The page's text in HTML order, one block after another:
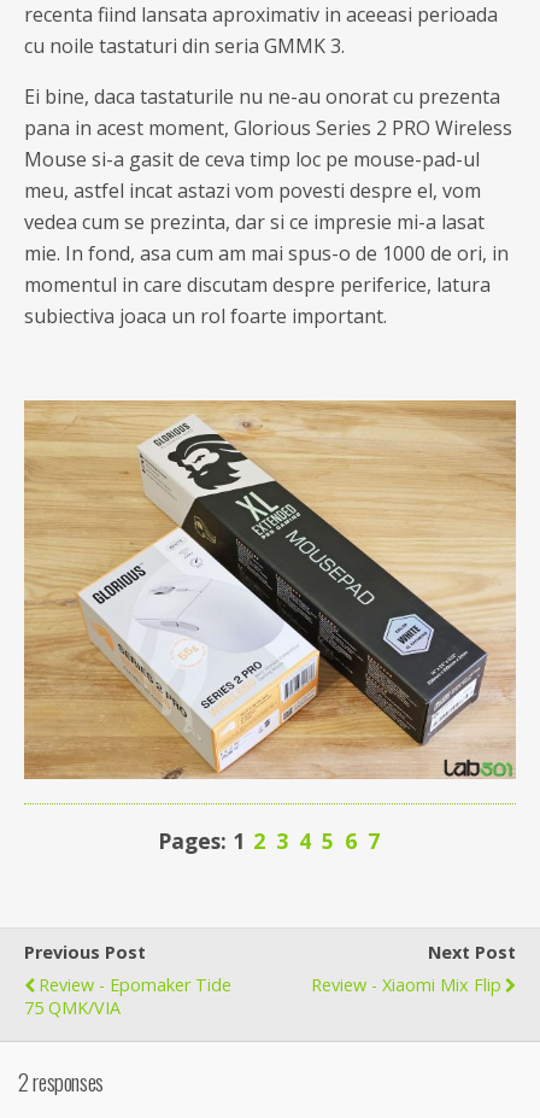
recenta fiind lansata aproximativ in aceeasi perioada
cu noile tastaturi din seria GMMK 3.
Ei bine, daca tastaturile nu ne-au onorat cu prezenta
pana in acest moment, Glorious Series 2 PRO Wireless
Mouse si-a gasit de ceva timp loc pe mouse-pad-ul
meu, astfel incat astazi vom povesti despre el, vom
vedea cum se prezinta, dar si ce impresie mi-a lasat
mie. In fond, asa cum am mai spus-o de 1000 de ori, in
momentul in care discutam despre periferice, latura
subiectiva joaca un rol foarte important.
Pages: 1 2 3 4 5 6 7
Previous Post
Review - Epomaker Tide
75 QMK/VIA
Next Post
Review - Xiaomi Mix Flip
2 responses